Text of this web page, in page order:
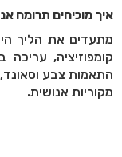
איך מוכיחים תרומה
מתעדים את הליך
קומפוזיציה,
התאמות צבע וסאונד,
מקוריות אנושית.